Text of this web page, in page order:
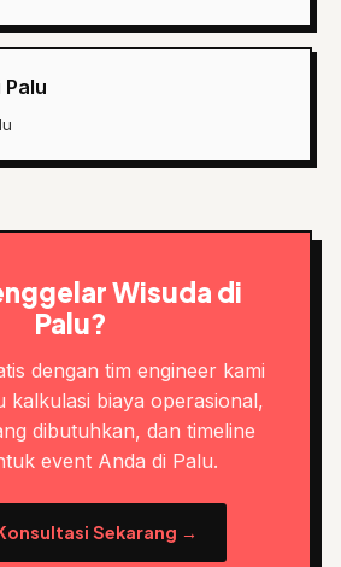
Palu
Wisuda di
Palu?
dengan tim engineer kami
biaya operasional,
dibutuhkan, dan timeline
event Anda di Palu.
Sekarang →